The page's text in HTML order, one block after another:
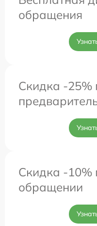
обращения
Скидка -25%
Скидка -10%
обращении